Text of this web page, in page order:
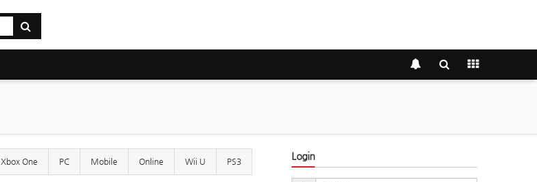
Xbox One PC Mobile Online Wii U PS3 Login